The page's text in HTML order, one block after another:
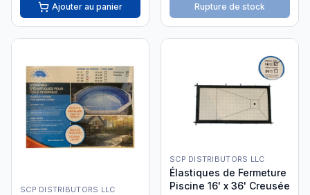
Ajouter au panier Rupture de stock
SCP DISTRIBUTORS LLC
SCP DISTRIBUTORS LLC
Élastiques de Fermeture
Piscine 16' x 36' Creusée